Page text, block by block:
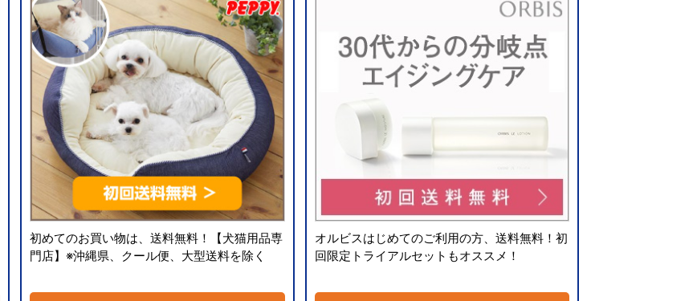
オルビスはじめてのご利用の方、送料無料！初
回限定トライアルセットもオススメ！
初めてのお買い物は、送料無料！【犬猫用品専
門店】※沖縄県、クール便、大型送料を除く